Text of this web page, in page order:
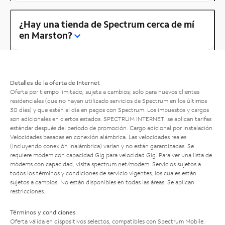
¿Hay una tienda de Spectrum cerca de mí
en Marston?
Detalles de la oferta de Internet
Oferta por tiempo limitado; sujeta a cambios; solo para nuevos clientes
residenciales (que no hayan utilizado servicios de Spectrum en los últimos
30 días) y que estén al día en pagos con Spectrum. Los impuestos y cargos
son adicionales en ciertos estados. SPECTRUM INTERNET: se aplican tarifas
estándar después del período de promoción. Cargo adicional por instalación.
Velocidades basadas en conexión alámbrica. Las velocidades reales
(incluyendo conexión inalámbrica) varían y no están garantizadas. Se
requiere módem con capacidad Gig para velocidad Gig. Para ver una lista de
módems con capacidad, visita spectrum.net/modem . Servicios sujetos a
todos los términos y condiciones de servicio vigentes, los cuales están
sujetos a cambios. No están disponibles en todas las áreas. Se aplican
restricciones.
Términos y condiciones
Oferta válida en dispositivos selectos, compatibles con Spectrum Mobile.